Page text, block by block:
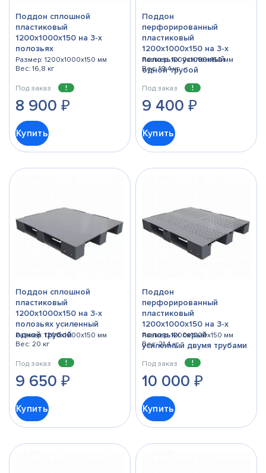
Поддон сплошной
пластиковый
1200х1000х150 на 3-х
полозьях
Размер: 1200x1000x150 мм
Вес: 16,8 кг
Под заказ
8 900₽
Купить
Поддон
перфорированный
пластиковый
1200х1000х150 на 3-х
полозьях усиленный
одной трубой
Размер: 1200x1000x150 мм
Вес: 19,4 кг
Под заказ
9 400 ₽
Купить
Поддон сплошной
пластиковый
1200х1000x150 на 3-х
полозьях усиленный
одной трубой
Размер: 1200x1000x150 мм
Вес: 20 кг
Под заказ
9 650₽
Купить
Поддон
перфорированный
пластиковый
1200х1000х150 на 3-х
полозьях серый
усиленный двумя трубами
Размер: 1200x1000x150 мм
Вес: 21,4 кг
Под заказ
10 000 ₽
Купить